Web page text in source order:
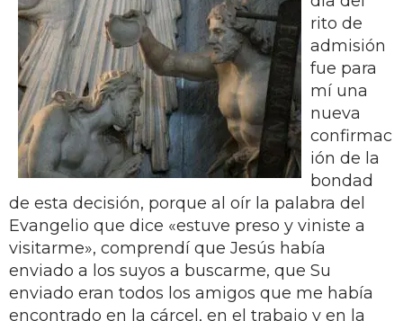
rito de
admisión
fue para
mí una
nueva
confirmac
ión de la
bondad
de esta decisión, porque al oír la palabra del
Evangelio que dice «estuve preso y viniste a
visitarme», comprendí que Jesús había
enviado a los suyos a buscarme, que Su
enviado eran todos los amigos que me había
encontrado en la cárcel, en el trabajo y en la